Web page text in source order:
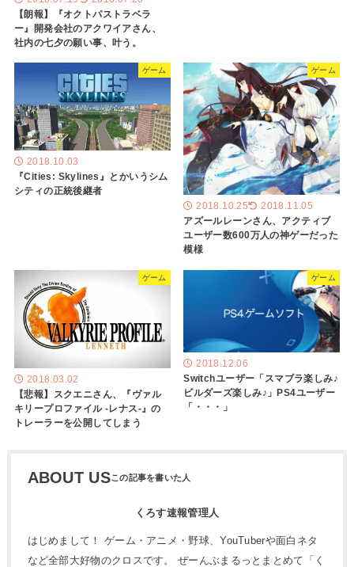
【朗報】『オクトパストラベラ
ー』開発会社のアクワイアさん、
社内の七夕の願い事、叶う。
ゲーム
2018.10.03
『Cities: Skylines』とかいうシム
シティの正統後継者
ゲーム
2018.10.25 2018.11.05
アズールレーンさん、アクティブ
ユーザー数600万人の神ゲーだった
模様
ゲーム
2018.03.02
【悲報】スクエニさん、『ヴァル
キリープロファイル -レナス-』の
トレーラーを公開してしまう
ゲーム
2018.12.06
Switchユーザー「スマブラ楽しみ♪
ビルダーズ楽しみ♪」PS4ユーザー
「・・・」
ABOUT US
くろす速報管理人
はじめまして！ ゲーム・アニメ・野球、YouTuberや面白ネタ
など全部大好物のクロスです。 ぜーんぶまるっとまとめて「く